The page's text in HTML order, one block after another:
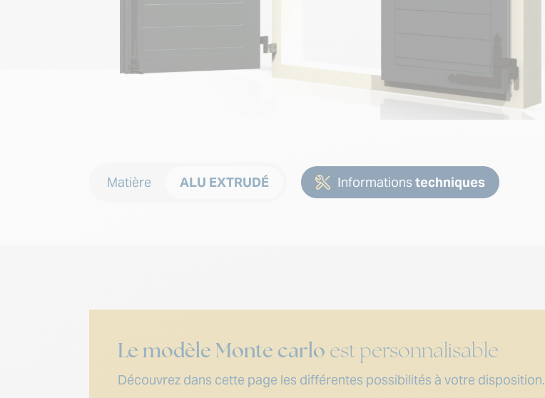
Matière ALU EXTRUDÉ Informations techniques
Le modèle Monte carlo est personnalisable
Découvrez dans cette page les différentes possibilités à votre disposition.